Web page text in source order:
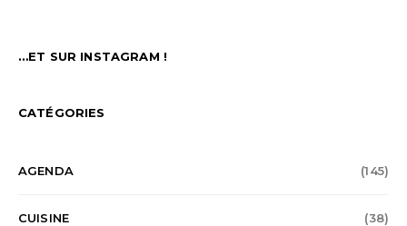
…ET SUR INSTAGRAM !
CATÉGORIES
AGENDA (145)
CUISINE (38)